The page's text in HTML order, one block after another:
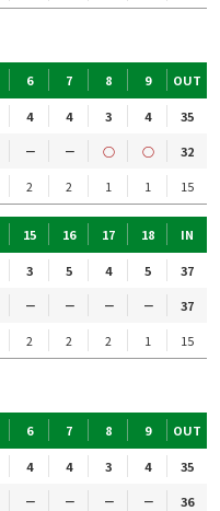
6 7 8 9 OUT
4 4 3 4
35
－ － ○ ○
32
2 2 1 1 15
15 16 17 18 IN
3 5 4 5
37
－ － － －
37
2 2 2 1 15
6 7 8 9 OUT
4 4 3 4
35
－ － － －
36